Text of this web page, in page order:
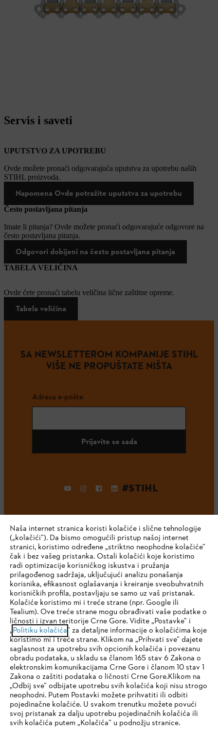
Servis i saveti
UPUTSTVO ZA UPOTREBU
Ovde možete pronaći odgovarajuća uputstva za upotrebu naših
STIHL proizvoda.
Napomena Ovde potražite uputstva za upotrebu
Često postavljana pitanja
Imate li pitanja? Ovde možete pronaći odgovarajuće odgovore na
često postavljana pitanja.
Odgovori dobijeni na često postavljana pitanja
TABELA VELIČINA
Ovde ćete pronaći tabelu veličina lične zaštitne opreme.
Tabela veličina
SA NEWSLETTEROM KOMPANIJE STIHL
VIŠE NE PROPUŠTATE NIŠTA
Adresa e-pošte
Prijavite se sada
#STIHL
Kompanija
STIHL FAQ
Servis
Politika privatnosti Pravni osnovi Kolačići
IHR BROWSER WIRD NICHT
UNTERSTÜTZT
Sie nutzen einen Browser, den wir noch nicht unterstützen. Für
eine optimale Nutzung unserer Seite empfehlen wir Ihnen, zu
einem der folgenden Browser zu wechseln:
Naša internet stranica koristi kolačiće i slične tehnologije
(„kolačići”). Da bismo omogućili pristup našoj internet
stranici, koristimo određene „striktno neophodne kolačiće”
čak i bez vašeg pristanka. Ostali kolačići koje koristimo
radi optimizacije korisničkog iskustva i pružanja
prilagođenog sadržaja, uključujući analizu ponašanja
korisnika, efikasnost oglašavanja i kreiranje sveobuhvatnih
korisničkih profila, postavljaju se samo uz vaš pristanak.
Kolačiće koristimo mi i treće strane (npr. Google ili
Tealium). Ove treće strane mogu obrađivati vaše podatke o
ličnosti i izvan teritorije Crne Gore. Vidite „Postavke” i
„Politiku kolačića” za detaljne informacije o kolačićima koje
koristimo mi i treće strane. Klikom na „Prihvati sve” dajete
saglasnost za upotrebu svih opcionih kolačića i povezanu
obradu podataka, u skladu sa članom 165 stav 6 Zakona o
elektronskim komunikacijama Crne Gore i članom 10 stav 1
Zakona o zaštiti podataka o ličnosti Crne Gore.Klikom na
„Odbij sve” odbijate upotrebu svih kolačića koji nisu strogo
neophodni. Putem Postavki možete prihvatiti ili odbiti
pojedinačne kolačiće. U svakom trenutku možete povući
svoj pristanak za dalju upotrebu pojedinačnih kolačića ili
svih kolačića putem „Kolačića” u podnožju stranice.